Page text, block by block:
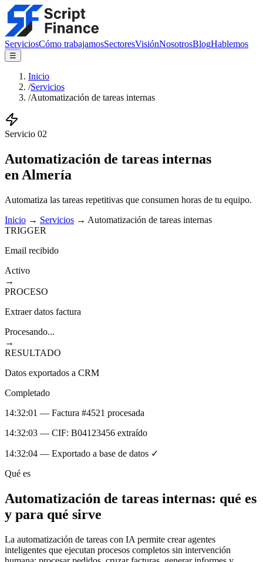
ServiciosCómo trabajamosSectoresVisiónNosotrosBlogHablemos
☰
Inicio
/Servicios
/Automatización de tareas internas
Servicio 02
Automatización de tareas internas
en Almería
Automatiza las tareas repetitivas que consumen horas de tu equipo.
Inicio → Servicios → Automatización de tareas internas
TRIGGER
Email recibido
Activo
→
PROCESO
Extraer datos factura
Procesando...
→
RESULTADO
Datos exportados a CRM
Completado
14:32:01 — Factura #4521 procesada
14:32:03 — CIF: B04123456 extraído
14:32:04 — Exportado a base de datos ✓
Qué es
Automatización de tareas internas: qué es
y para qué sirve
La automatización de tareas con IA permite crear agentes
inteligentes que ejecutan procesos completos sin intervención